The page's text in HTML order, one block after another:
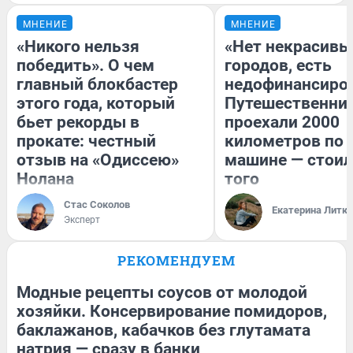
МНЕНИЕ
«Никого нельзя
победить». О чем
главный блокбастер
этого года, который
бьет рекорды в
прокате: честный
отзыв на «Одиссею»
Нолана
Стас Соколов
Эксперт
МНЕНИЕ
«Нет
городов, есть
проехали 2000
километров по
машине —
того
Екатерина
РЕКОМЕНДУЕМ
Модные рецепты соусов от молодой
хозяйки. Консервирование помидоров,
баклажанов, кабачков без глутамата
натрия — сразу в банки